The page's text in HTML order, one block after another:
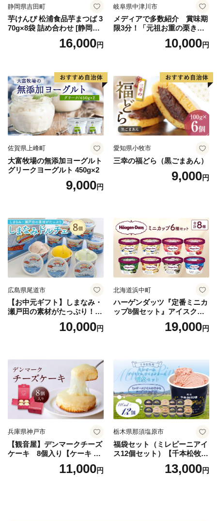
静岡県吉田町
芋けんぴ 松浦食品芋まつば 3
70g×8袋 詰め合わせ [静岡伊
勢丹(松浦食品) 静岡県 吉田町
22424274] 芋ケンピ セット
16,000円
岐阜県中津川市
メディアで多数紹介 賞味期
限3分！「元祖お重の栗きん
とんモンブラン」 【未来の
ご褒美】スイーツ 栗 モンブ
子 菓子 F4N-2298
10,000円
佐賀県上峰町
大富牧場の無添加ヨーグルト
グリークヨーグルト 450g×2
9,000円
愛知県小牧市
三幸の福どら（黒ごまあん）
9,000円
広島県尾道市
【お中元ギフト】しまなみ・
瀬戸田の素材がたっぷり！ジ
10,000円
北海道浜中町
ハーゲンダッツ『定番ミニカ
ップ8個セット』アイスクリ
ーム アイス スイーツ デザー
19,000円
兵庫県神戸市
【観音屋】デンマークチーズ
ケーキ 8個入り【ケーキ チ
ーズケーキ 人気スイーツ お
すすめスイーツ 神戸スイー
11,000円
栃木県那須塩原市
福袋セット（ミレピーニアイ
ス12個セット）【千本松牧
場】 ns025-014-12 【デザー
ト 詰め合わせ ギフト】
13,000円